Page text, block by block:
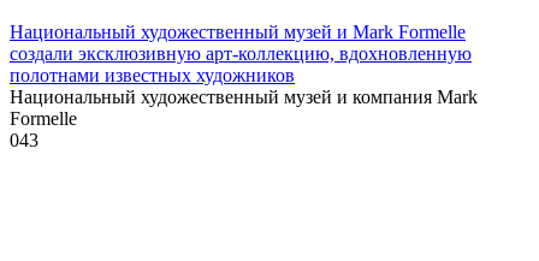
Национальный художественный музей и Mark Formelle
создали эксклюзивную арт-коллекцию, вдохновленную
полотнами известных художников
Национальный художественный музей и компания Mark
Formelle
043